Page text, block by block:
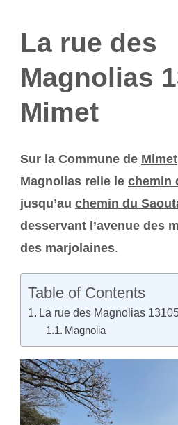
La rue des
Magnolias
Mimet
Sur la Commune de Mimet
Magnolias relie le chemin
jusqu’au chemin du
desservant l’avenue des
des marjolaines.
Table of Contents
La rue des Magnolias
Magnolia